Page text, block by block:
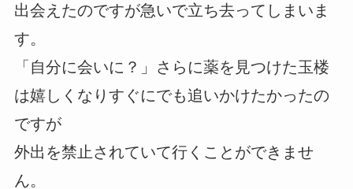
出会えたのですが急いで立ち去ってしまいま
す。
「自分に会いに？」さらに薬を見つけた玉楼
は嬉しくなりすぐにでも追いかけたかったの
ですが
外出を禁止されていて行くことができませ
ん。